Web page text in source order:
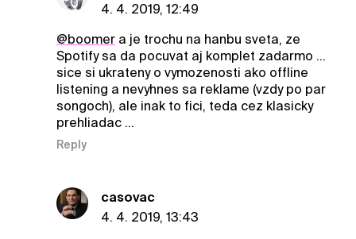
4. 4. 2019, 12:49
@boomera je trochu na hanbu sveta, ze
Spotify sa da pocuvat aj komplet zadarmo ...
sice si ukrateny o vymozenosti ako offline
listening a nevyhnes sa reklame (vzdy po par
songoch), ale inak to fici, teda cez klasicky
prehliadac ...
Reply
casovac
4. 4. 2019, 13:43